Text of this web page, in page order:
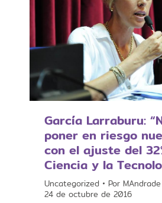
García Larraburu:
poner en riesgo
con el ajuste del
Ciencia y la
Uncategorized Por MAndrade
24 de octubre de 2016